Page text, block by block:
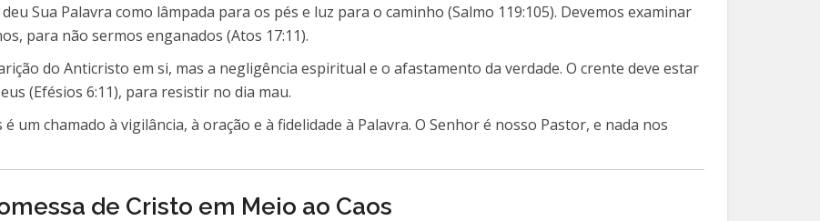
Sua Palavra como lâmpada para os pés e luz para o caminho (Salmo 119:105). Devemos examinar
para não sermos enganados (Atos 17:11).
do Anticristo em si, mas a negligência espiritual e o afastamento da verdade. O crente deve estar
(Efésios 6:11), para resistir no dia mau.
um chamado à vigilância, à oração e à fidelidade à Palavra. O Senhor é nosso Pastor, e nada nos
de Cristo em Meio ao Caos